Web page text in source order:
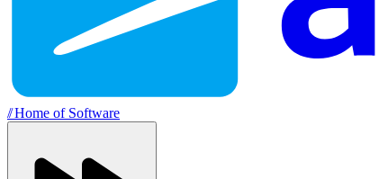
//Home of Software